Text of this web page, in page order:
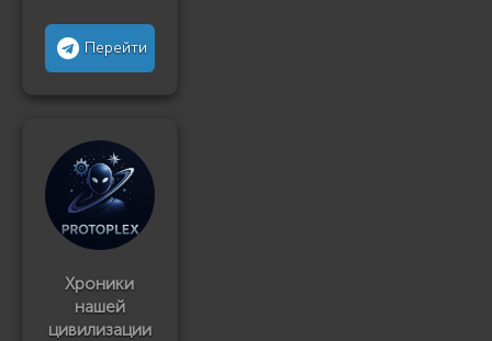
Перейти
Хроники
нашей
цивилизации